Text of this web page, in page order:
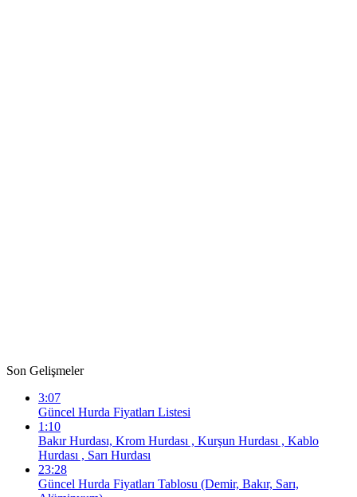
Son Gelişmeler
3:07
Güncel Hurda Fiyatları Listesi
1:10
Bakır Hurdası, Krom Hurdası , Kurşun Hurdası , Kablo
Hurdası , Sarı Hurdası
23:28
Güncel Hurda Fiyatları Tablosu (Demir, Bakır, Sarı,